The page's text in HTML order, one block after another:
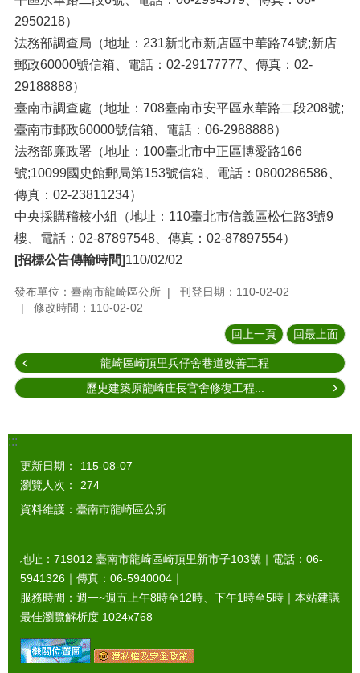
2950218）
法務部調查局（地址：231新北市新店區中華路74號;新店
郵政60000號信箱、電話：02-29177777、傳真：02-
29188888）
臺南市調查處（地址：708臺南市安平區永華路二段208號;
臺南市郵政60000號信箱、電話：06-2988888）
法務部廉政署（地址：100臺北市中正區博愛路166
號;10099國史館郵局第153號信箱、電話：0800286586、
傳真：02-23811234）
中央採購稽核小組（地址：110臺北市信義區松仁路3號9
樓、電話：02-87897548、傳真：02-87897554）
[招標公告傳輸時間]110/02/02
發布單位：臺南市龍崎區公所
刊登日期：110-02-02
修改時間：110-02-02
回上一頁 回最上面
龍崎區崎頂里兵仔舍巷道改善工程
歷史建築原龍崎庄長官舍修復工程...
:::
更新日期：
115-08-07
瀏覽人次：
274
資料維護：臺南市龍崎區公所
地址：719012 臺南市龍崎區崎頂里新市子103號｜電話：06-
5941326｜傳真：06-5940004｜
服務時間：週一~週五上午8時至12時、下午1時至5時｜本站建議
最佳瀏覽解析度 1024x768